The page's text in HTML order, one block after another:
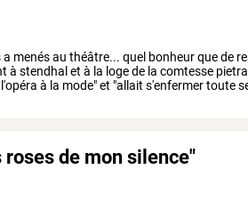
a menésau théâtre... quel bonheurquede
à stendhal et à la logede la comtesse
l'opéra à la mode"et "allait s'enfermertoute
roses de mon silence"